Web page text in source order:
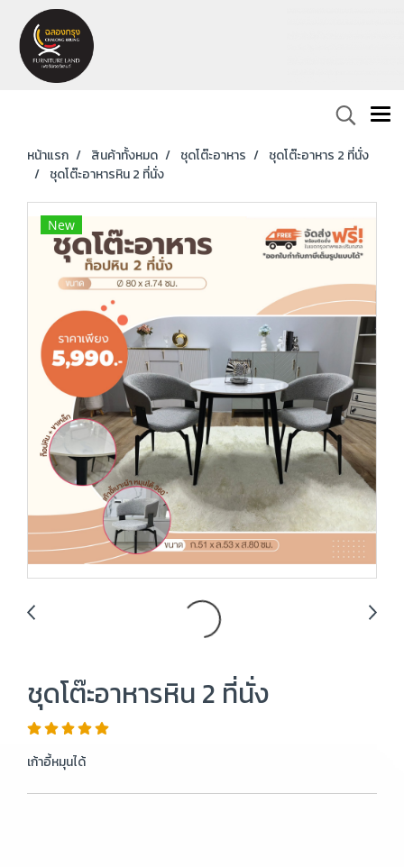
หน้าแรก สินค้าทั้งหมด ชุดโต๊ะอาหาร
ชุดโต๊ะอาหาร 2 ที่นั่ง
ชุดโต๊ะอาหารหิน 2 ที่นั่ง
New
ชุดโต๊ะอาหารหิน 2 ที่นั่ง
เก้าอี้หมุนได้